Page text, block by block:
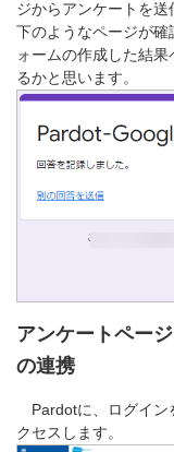
ジからアンケートを
下のようなページが
ォームの作成した結
るかと思います。
アンケートペー
の連携
Pardotに、ログイン
クセスします。